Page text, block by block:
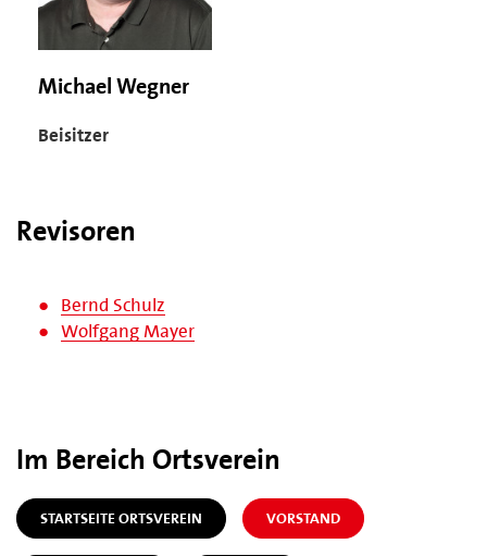
Michael Wegner
Beisitzer
Revisoren
Bernd Schulz
Wolfgang Mayer
Im Bereich Ortsverein
STARTSEITE ORTSVEREIN VORSTAND